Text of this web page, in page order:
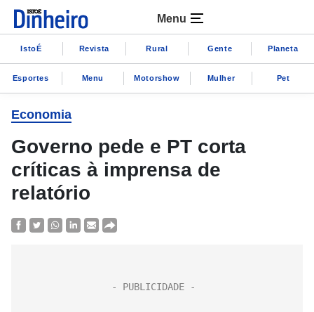
Menu
IstoÉ Revista Rural Gente Planeta
Esportes Menu Motorshow Mulher Pet
Economia
Governo pede e PT corta
críticas à imprensa de
relatório